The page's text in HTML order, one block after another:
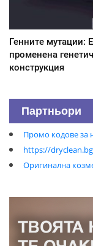
Генните мутации:
променена
конструкция
Партньори
Промо кодове за
https://
Оригинална